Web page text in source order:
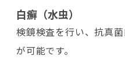
白癬（水虫）
検鏡検査を行い、抗真
が可能です。